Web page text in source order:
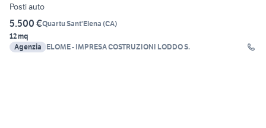
Posti auto
5.500 €Quartu Sant'Elena (CA)
12 mq
Agenzia
ELOME - IMPRESA COSTRUZIONI LODDO S.